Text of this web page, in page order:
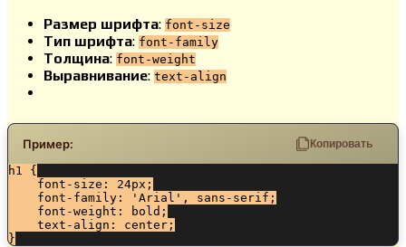
Размер шрифта: font-size
Тип шрифта: font-family
Толщина: font-weight
Выравнивание: text-align
Пример: Копировать
h1 {
    font-size: 24px;
    font-family: 'Arial', sans-serif;
    font-weight: bold;
    text-align: center;
}